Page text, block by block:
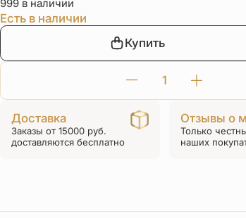
999 в наличии
Есть в наличии
Купить
Количество
товара
Браслет
красная
нить
золочение
Доставка
Заказы от 15000 руб.
доставляются бесплатно
Отзывы о
Только
наших